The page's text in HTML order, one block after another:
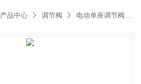
产品中心 调节阀 电动单座调节阀